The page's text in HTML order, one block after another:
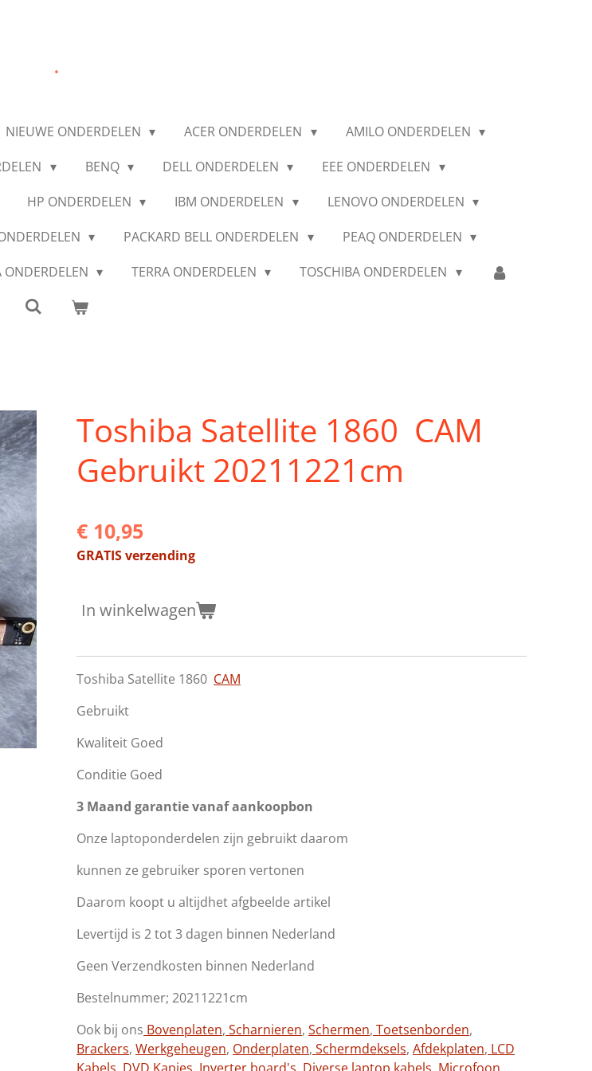
.
NIEUWE ONDERDELEN ACER ONDERDELEN
AMILO ONDERDELEN
BENQ DELL ONDERDELEN
EEE ONDERDELEN
HP ONDERDELEN IBM ONDERDELEN
LENOVO ONDERDELEN
PACKARD BELL ONDERDELEN
PEAQ ONDERDELEN
ONDERDELEN TERRA ONDERDELEN TOSCHIBA ONDERDELEN
Toshiba Satellite 1860 CAM
Gebruikt 20211221cm
€ 10,95
GRATIS verzending
In winkelwagen
Toshiba Satellite 1860 CAM
Gebruikt
Kwaliteit Goed
Conditie Goed
3 Maand garantie vanaf aankoopbon
Onze laptoponderdelen zijn gebruikt daarom
kunnen ze gebruiker sporen vertonen
Daarom koopt u altijdhet afgbeelde artikel
Levertijd is 2 tot 3 dagen binnen Nederland
Geen Verzendkosten binnen Nederland
Bestelnummer; 20211221cm
Ook bij ons Bovenplaten, Scharnieren, Schermen, Toetsenborden,
Brackers, Werkgeheugen, Onderplaten, Schermdeksels, Afdekplaten, LCD